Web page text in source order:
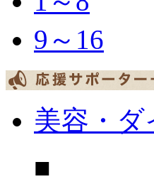
9～16
美容・ダ
■